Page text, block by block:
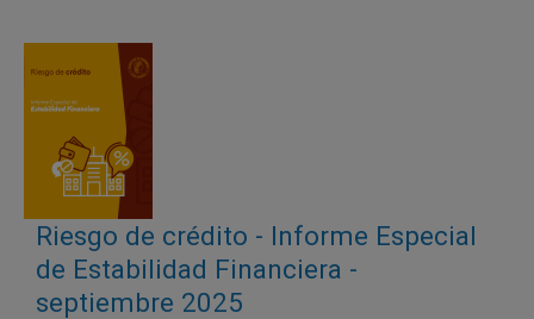
Riesgo de crédito - Informe Especial
de Estabilidad Financiera -
septiembre 2025